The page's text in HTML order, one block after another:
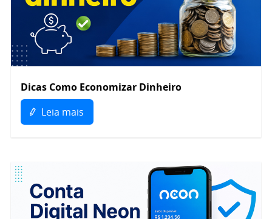
Dicas Como Economizar Dinheiro
Leia mais